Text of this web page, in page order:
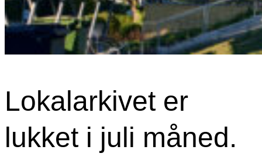
Lokalarkivet er
lukket i juli måned.